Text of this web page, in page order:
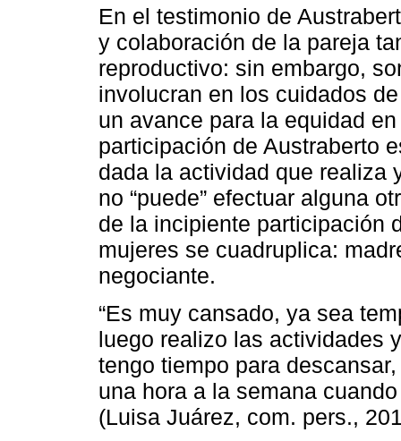
En el testimonio de
y colaboración de la pareja
reproductivo: sin embargo,
involucran en los cuidados
un avance para la equidad
participación de Austraberto
dada la actividad que realiza
no “puede” efectuar alguna
de la incipiente participación
mujeres se cuadruplica:
negociante.
“Es muy cansado, ya sea
luego realizo las actividades
tengo tiempo para
una hora a la semana
(Luisa Juárez, com. pers.,